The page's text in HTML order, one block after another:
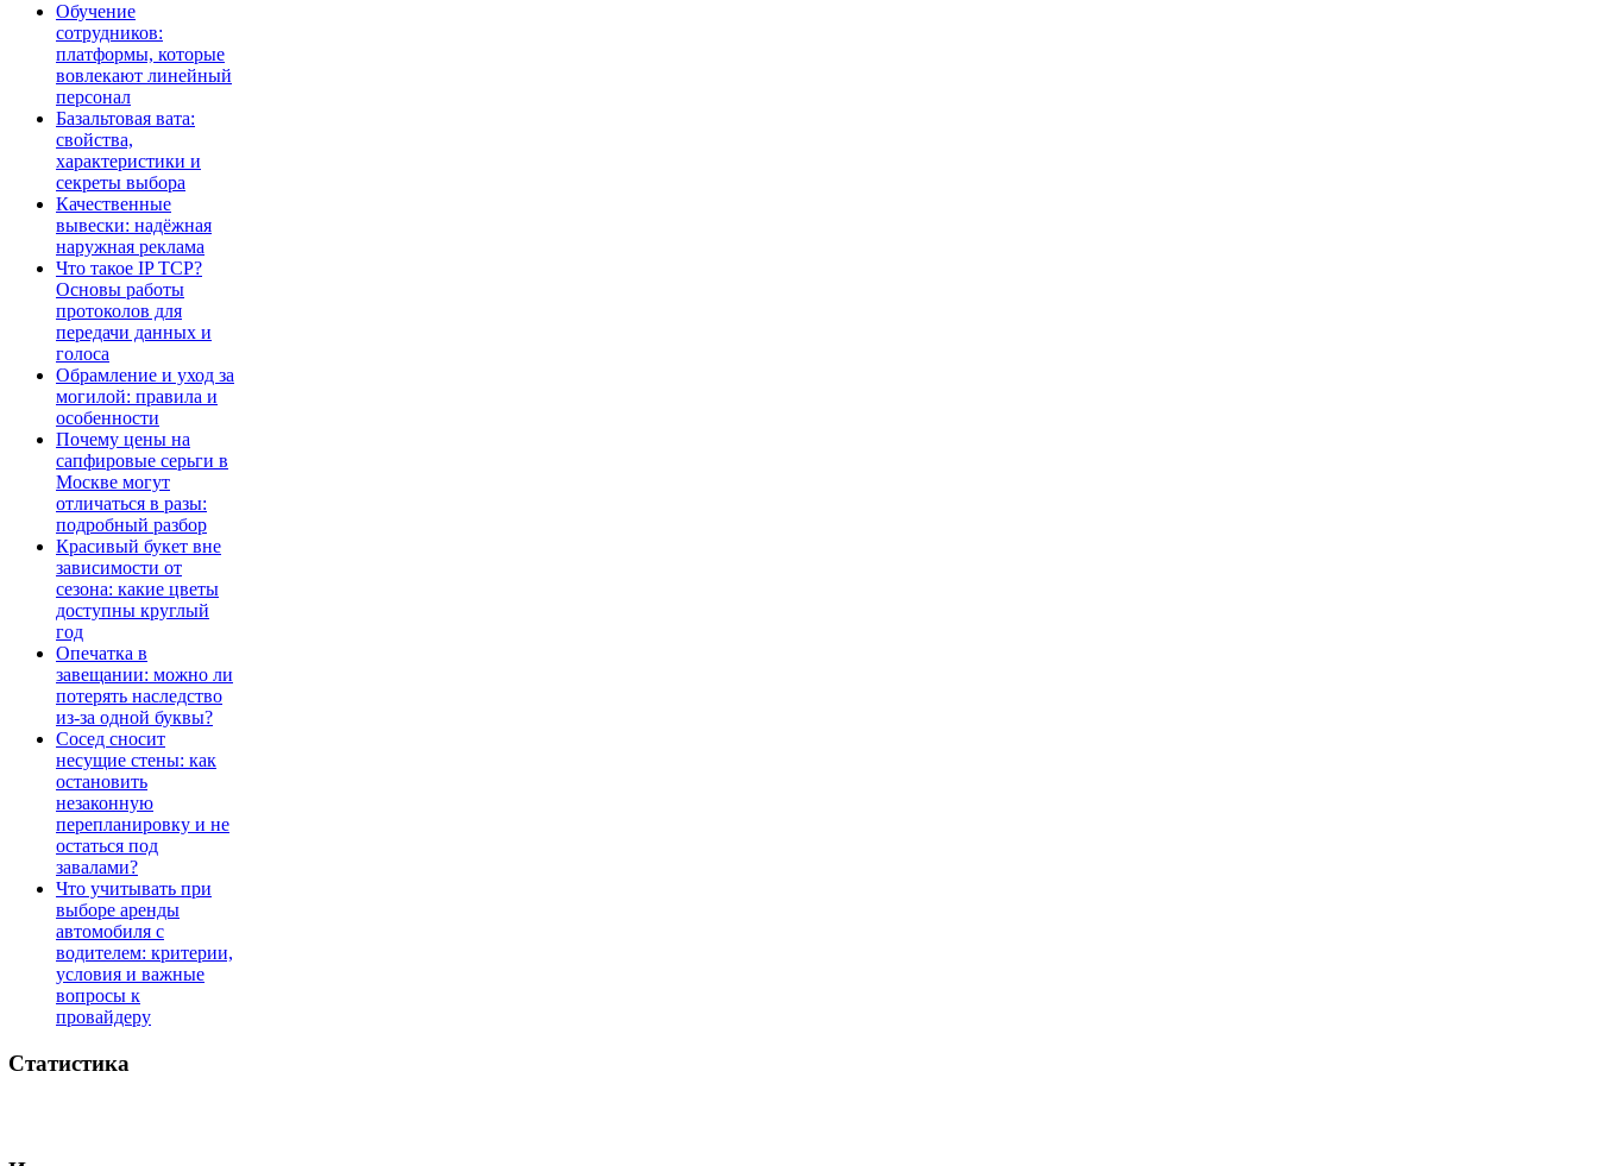
Обучение
сотрудников:
платформы, которые
вовлекают линейный
персонал
Базальтовая вата:
свойства,
характеристики и
секреты выбора
Качественные
вывески: надёжная
наружная реклама
Что такое IP TCP?
Основы работы
протоколов для
передачи данных и
голоса
Обрамление и уход за
могилой: правила и
особенности
Почему цены на
сапфировые серьги в
Москве могут
отличаться в разы:
подробный разбор
Красивый букет вне
зависимости от
сезона: какие цветы
доступны круглый
год
Опечатка в
завещании: можно ли
потерять наследство
из-за одной буквы?
Сосед сносит
несущие стены: как
остановить
незаконную
перепланировку и не
остаться под
завалами?
Что учитывать при
выборе аренды
автомобиля с
водителем: критерии,
условия и важные
вопросы к
провайдеру
Статистика